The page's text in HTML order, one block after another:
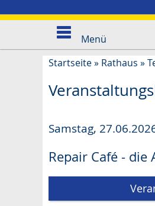
Menü
Startseite» Rathaus »
Samstag,
Repair Café -